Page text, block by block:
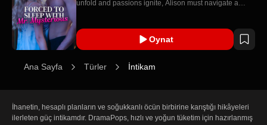
unfold and passions ignite, Alison must navigate a
Oynat
Ana Sayfa Türler İntikam
İhanetin, hesaplı planların ve soğukkanlı öcün birbirine karıştığı hikâyeleri
ilerleten güç intikamdır. DramaPops, hızlı ve yoğun tüketim için hazırlanmış